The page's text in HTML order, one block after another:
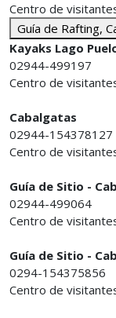
Centro de
Guía de Rafting,
Kayaks Lago
02944-499197
Centro de
Cabalgatas
02944-154378127
Centro de
Guía de Sitio -
02944-499064
Centro de
Guía de Sitio -
0294-154375856
Centro de